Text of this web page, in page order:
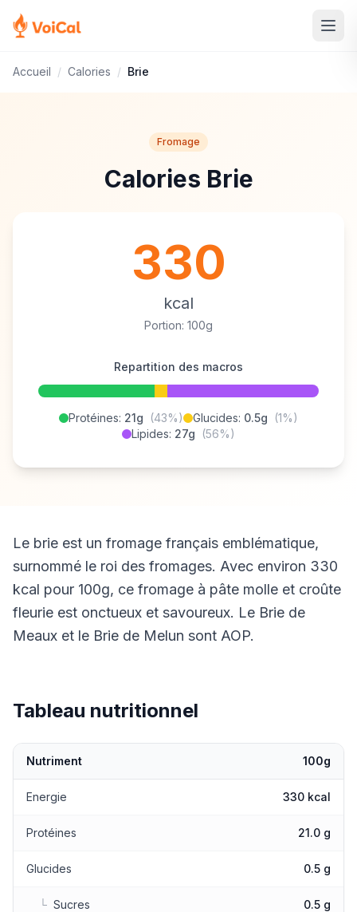
Accueil / Calories / Brie
Fromage
Calories Brie
330
kcal
Portion: 100g
Repartition des macros
Protéines: 21g (43%) Glucides: 0.5g
(1%)
Lipides: 27g (56%)
Le brie est un fromage français emblématique,
surnommé le roi des fromages. Avec environ 330
kcal pour 100g, ce fromage à pâte molle et croûte
fleurie est onctueux et savoureux. Le Brie de
Meaux et le Brie de Melun sont AOP.
Tableau nutritionnel
Nutriment 100g
Energie 330 kcal
Protéines 21.0 g
Glucides 0.5 g
└ Sucres 0.5 g